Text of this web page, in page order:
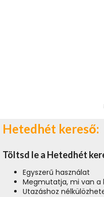
Hetedhét kereső:
Töltsd le a Hetedhét
Egyszerű használat
Megmutatja, mi van a
Utazáshoz